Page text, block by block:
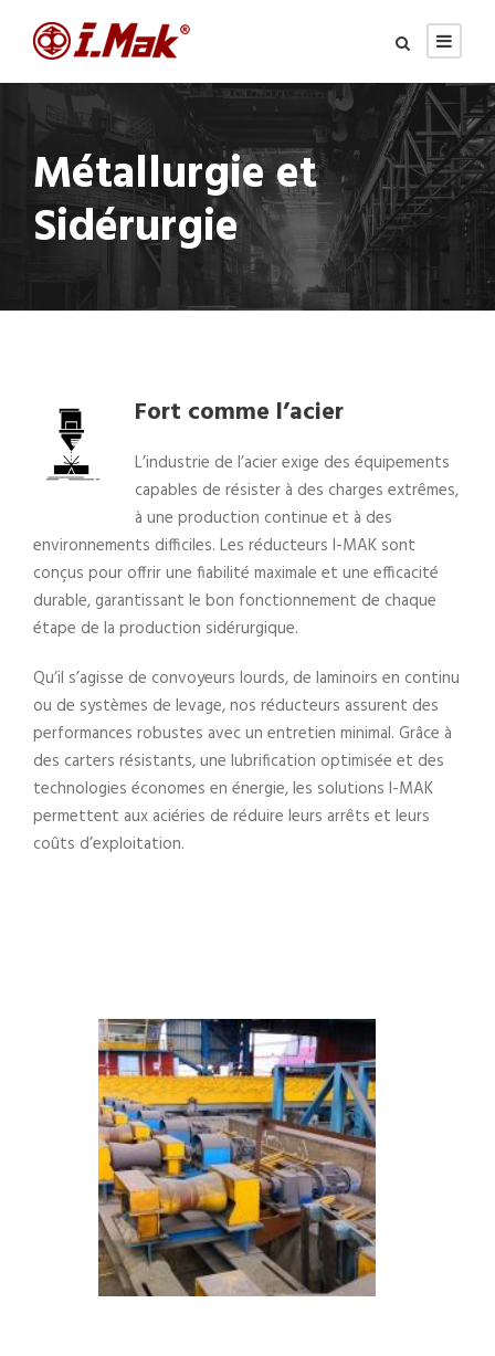
Métallurgie et
Sidérurgie
Fort comme l’acier
L’industrie de l’acier exige des équipements
capables de résister à des charges extrêmes,
à une production continue et à des
environnements difficiles. Les réducteurs I-MAK sont
conçus pour offrir une fiabilité maximale et une efficacité
durable, garantissant le bon fonctionnement de chaque
étape de la production sidérurgique.
Qu’il s’agisse de convoyeurs lourds, de laminoirs en continu
ou de systèmes de levage, nos réducteurs assurent des
performances robustes avec un entretien minimal. Grâce à
des carters résistants, une lubrification optimisée et des
technologies économes en énergie, les solutions I-MAK
permettent aux aciéries de réduire leurs arrêts et leurs
coûts d’exploitation.